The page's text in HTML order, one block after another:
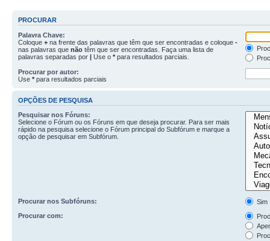
PROCURAR
Palavra Chave:
Coloque + na frente das palavras que têm que ser encontradas e coloque -
nas palavras que não têm que ser encontradas. Faça uma lista de
palavras separadas por | Use o * para resultados parciais.
Procurar por autor:
Use * para resultados parciais
OPÇÕES DE PESQUISA
Pesquisar nos Fóruns:
Selecione o Fórum ou os Fóruns em que deseja procurar. Para ser mais
rápido na pesquisa selecione o Fórum principal do Subfórum e marque a
opção de pesquisar em Subfórum.
Procurar nos Subfóruns:
Sim
Procurar com: